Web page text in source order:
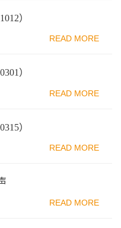
）
READ MORE
）
READ MORE
）
READ MORE
READ MORE